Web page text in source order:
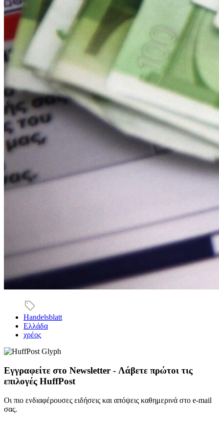
Handelsblatt
Ελλάδα
χρέος
Εγγραφείτε στο Newsletter - Λάβετε πρώτοι τις
επιλογές HuffPost
Οι πιο ενδιαφέρουσες ειδήσεις και απόψεις καθημερινά στο e-mail
σας.